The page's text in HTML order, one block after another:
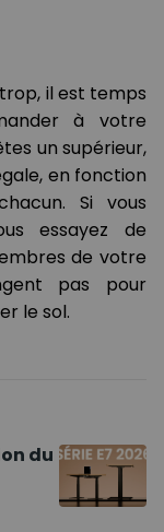
il est temps
à votre
un supérieur,
en fonction
Si vous
essayez de
de votre
pas pour
le sol.
du